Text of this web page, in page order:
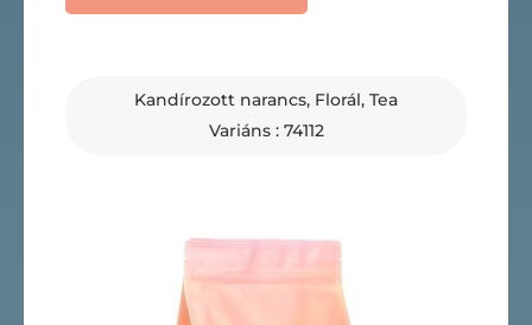
Kandírozott narancs, Florál, Tea
Variáns : 74112